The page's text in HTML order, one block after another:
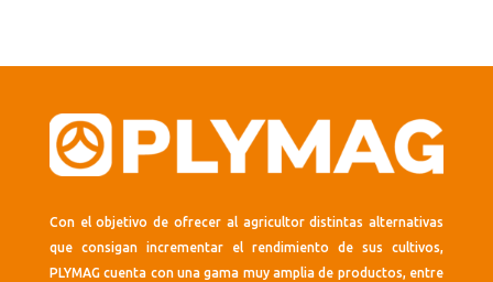
Con el objetivo de ofrecer al agricultor distintas alternativas
que consigan incrementar el rendimiento de sus cultivos,
PLYMAG cuenta con una gama muy amplia de productos, entre